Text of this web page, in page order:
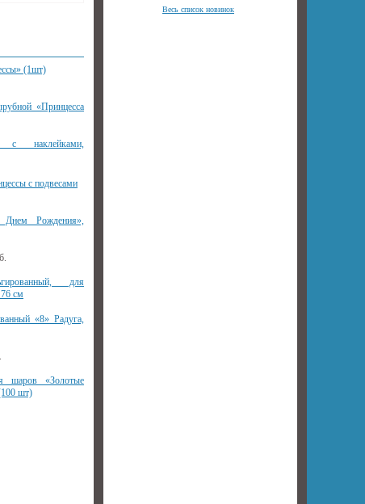
(1шт)
«Принцесса
с наклейками,
с подвесами
Днем Рождения»,
для
76 см
«8» Радуга,
шаров «Золотые
шт)
Весь список новинок